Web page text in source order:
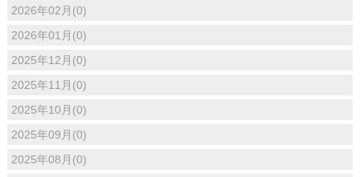
2026年02月(0)
2026年01月(0)
2025年12月(0)
2025年11月(0)
2025年10月(0)
2025年09月(0)
2025年08月(0)